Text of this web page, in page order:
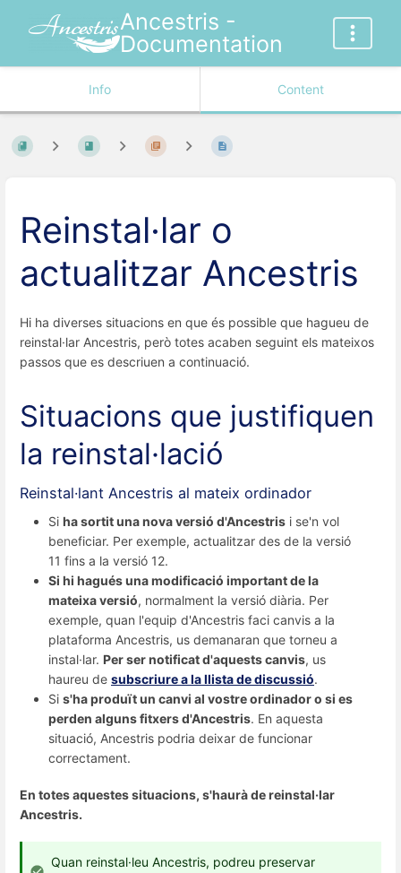
Ancestris -
Documentation
Info Content
Reinstal·lar o
actualitzar Ancestris
Hi ha diverses situacions en que és possible que hagueu de
reinstal·lar Ancestris, però totes acaben seguint els mateixos
passos que es descriuen a continuació.
Situacions que justifiquen
la reinstal·lació
Reinstal·lant Ancestris al mateix ordinador
Si ha sortit una nova versió d'Ancestris i se'n vol
beneficiar. Per exemple, actualitzar des de la versió
11 fins a la versió 12.
Si hi hagués una modificació important de la
mateixa versió, normalment la versió diària. Per
exemple, quan l'equip d'Ancestris faci canvis a la
plataforma Ancestris, us demanaran que torneu a
instal·lar. Per ser notificat d'aquests canvis, us
haureu de subscriure a la llista de discussió.
Si s'ha produït un canvi al vostre ordinador o si es
perden alguns fitxers d'Ancestris. En aquesta
situació, Ancestris podria deixar de funcionar
correctament.
En totes aquestes situacions, s'haurà de reinstal·lar
Ancestris.
Quan reinstal·leu Ancestris, podreu preservar